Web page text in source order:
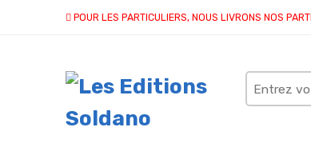
POUR LES PARTICULIERS, NOUS LIVRONS NOS
Search
here